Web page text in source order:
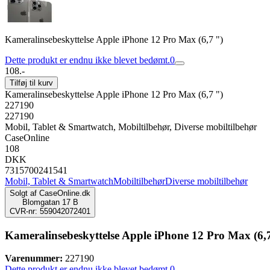
Kameralinsebeskyttelse Apple iPhone 12 Pro Max (6,7 ")
Dette produkt er endnu ikke blevet bedømt.0
108.-
Tilføj til kurv
Kameralinsebeskyttelse Apple iPhone 12 Pro Max (6,7 ")
227190
227190
Mobil, Tablet & Smartwatch, Mobiltilbehør, Diverse mobiltilbehør
CaseOnline
108
DKK
7315700241541
Mobil, Tablet & SmartwatchMobiltilbehørDiverse mobiltilbehør
Solgt af CaseOnline.dk
Blomgatan 17 B
CVR-nr: 559042072401
Kameralinsebeskyttelse Apple iPhone 12 Pro Max
Varenummer: 227190